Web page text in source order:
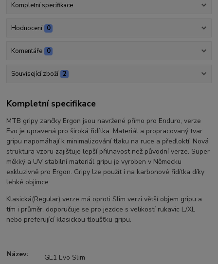
Kompletní specifikace
Hodnocení 0
Komentáře 0
Související zboží 2
Kompletní specifikace
MTB gripy zančky Ergon jsou navržené přímo pro Enduro, verze
Evo je upravená pro široká řidítka. Materiál a propracovaný tvar
gripu napomáhají k minimalizování tlaku na ruce a předloktí. Nová
struktura vzoru zajišťuje lepší přilnavost než původní verze. Super
měkký a UV stabilní materiál gripu je vyroben v Německu
exkluzivně pro Ergon. Gripy lze použít i na karbonové řidítka díky
lehké objímce.
Klasická(Regular) verze má oproti Slim verzi větší objem gripu a
tím i průměr, doporučuje se pro jezdce s velikostí rukavic L/XL
nebo preferující klasickou tloušťku gripu.
Název: GE1 Evo Slim